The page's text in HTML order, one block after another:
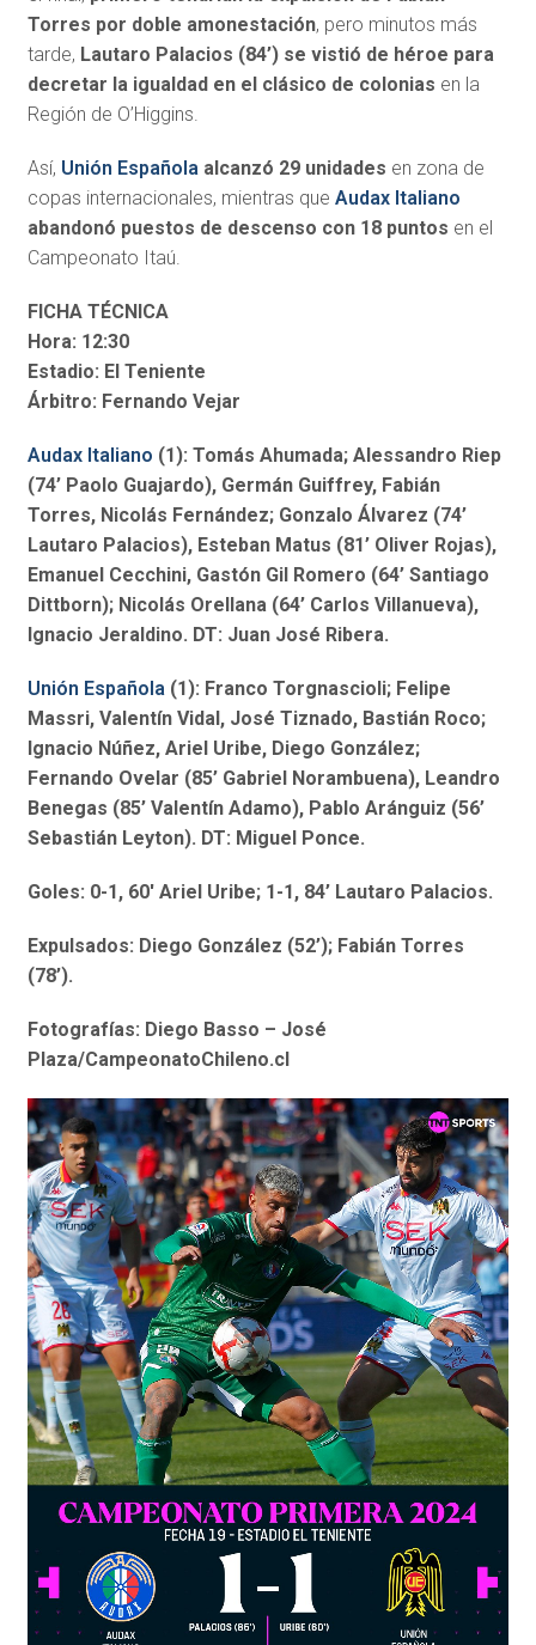
Torres por doble amonestación, pero minutos más
tarde, Lautaro Palacios (84’) se vistió de héroe para
decretar la igualdad en el clásico de colonias en la
Región de O’Higgins.
Así, Unión Española alcanzó 29 unidades en zona de
copas internacionales, mientras que Audax Italiano
abandonó puestos de descenso con 18 puntos en el
Campeonato Itaú.
FICHA TÉCNICA
Hora: 12:30
Estadio: El Teniente
Árbitro: Fernando Vejar
Audax Italiano (1): Tomás Ahumada; Alessandro Riep
(74’ Paolo Guajardo), Germán Guiffrey, Fabián
Torres, Nicolás Fernández; Gonzalo Álvarez (74’
Lautaro Palacios), Esteban Matus (81’ Oliver Rojas),
Emanuel Cecchini, Gastón Gil Romero (64’ Santiago
Dittborn); Nicolás Orellana (64’ Carlos Villanueva),
Ignacio Jeraldino. DT: Juan José Ribera.
Unión Española (1): Franco Torgnascioli; Felipe
Massri, Valentín Vidal, José Tiznado, Bastián Roco;
Ignacio Núñez, Ariel Uribe, Diego González;
Fernando Ovelar (85’ Gabriel Norambuena), Leandro
Benegas (85’ Valentín Adamo), Pablo Aránguiz (56’
Sebastián Leyton). DT: Miguel Ponce.
Goles: 0-1, 60′ Ariel Uribe; 1-1, 84’ Lautaro Palacios.
Expulsados: Diego González (52’); Fabián Torres
(78’).
Fotografías: Diego Basso – José
Plaza/CampeonatoChileno.cl